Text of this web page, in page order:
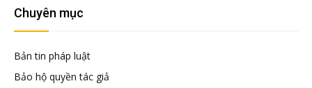
Đại
Chuyên mục
Bản tin pháp luật
Bảo hộ quyền tác giả